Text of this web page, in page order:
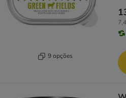
9 opções